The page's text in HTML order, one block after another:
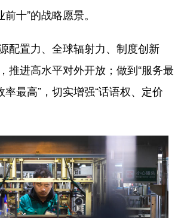
十”的战略愿景。
配置力、全球辐射力、制度创新
推进高水平对外开放；做到“服务最
最高”，切实增强“话语权、定价